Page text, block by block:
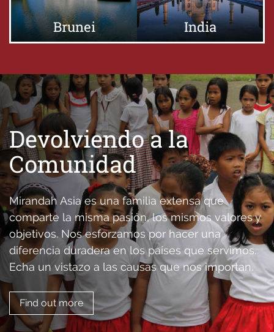
Brunei India
Devolviendo a la
Comunidad
Mirandah Asia es una familia extensa que
comparte la misma pasión, los mismos valores y
objetivos. Nos esforzamos por hacer una
diferencia duradera en los países que servimos.
Echa un vistazo a las causas que nos importan.
Find out more